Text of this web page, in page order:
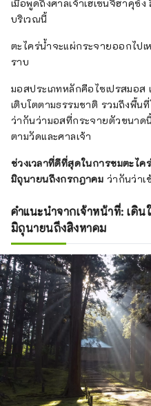
เมื่อพูดถึงศาลเจ้าเฮเซนจิฮาคุ
บริเวณนี้
ตะไคร่น้ำจะแผ่กระจายออกไป
ราบ
มอสประเภทหลักคือไซเปรสมอ
เติบโตตามธรรมชาติ รวมถึงพื้น
ว่ากันว่ามอสที่กระจายตัวขนา
ตามวัดและศาลเจ้า
ช่วงเวลาที่ดีที่สุดในการชมตะไ
มิถุนายนถึงกรกฎาคม ว่ากันว่าเ
คำแนะนำจากเจ้าหน้าที่: เดิน
มิถุนายนถึงสิงหาคม